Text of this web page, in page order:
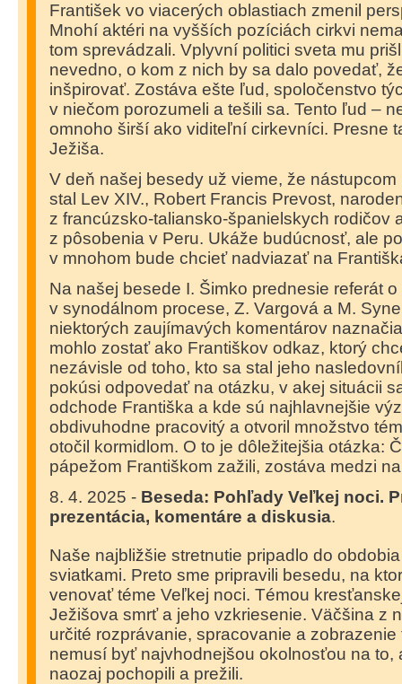
František vo viacerých oblastiach zmenil
Mnohí aktéri na vyšších pozíciách cirkvi
tom sprevádzali. Vplyvní politici sveta mu
nevedno, o kom z nich by sa dalo povedať,
inšpirovať. Zostáva ešte ľud, spoločenstvo
v niečom porozumeli a tešili sa. Tento ľud –
omnoho širší ako viditeľní cirkevníci. Presne
Ježiša.
V deň našej besedy už vieme, že
stal Lev XIV., Robert Francis Prevost,
z francúzsko-taliansko-španielskych rodičov
z pôsobenia v Peru. Ukáže budúcnosť, ale
v mnohom bude chcieť nadviazať na
Na našej besede I. Šimko prednesie referát
v synodálnom procese, Z. Vargová a M.
niektorých zaujímavých komentárov
mohlo zostať ako Františkov odkaz, ktorý
nezávisle od toho, kto sa stal jeho
pokúsi odpovedať na otázku, v akej situácii
odchode Františka a kde sú najhlavnejšie
obdivuhodne pracovitý a otvoril množstvo
otočil kormidlom. O to je dôležitejšia otázka:
pápežom Františkom zažili, zostáva medzi
8. 4. 2025 - Beseda: Pohľady Veľkej noci.
prezentácia, komentáre a diskusia.
Naše najbližšie stretnutie pripadlo do
sviatkami. Preto sme pripravili besedu, na
venovať téme Veľkej noci. Témou
Ježišova smrť a jeho vzkriesenie. Väčšina z
určité rozprávanie, spracovanie a zobrazenie
nemusí byť najvhodnejšou okolnosťou na to,
naozaj pochopili a prežili.